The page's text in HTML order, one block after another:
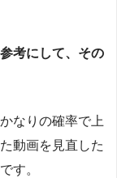
考にして、その
なりの確率で上
動画を見直した
す。